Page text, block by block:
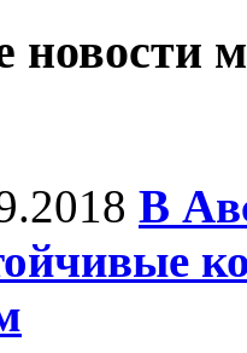
новости
В